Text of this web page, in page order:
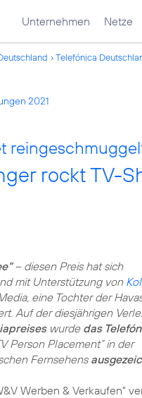
Unternehmen Netze
Telefónica
2021
rockt TV-
– diesen Preis hat sich
mit Unterstützung von
eine Tochter der
Auf der diesjährigen
wurde das
Person Placement“ in der
Fernsehens
Werben & Verkaufen“